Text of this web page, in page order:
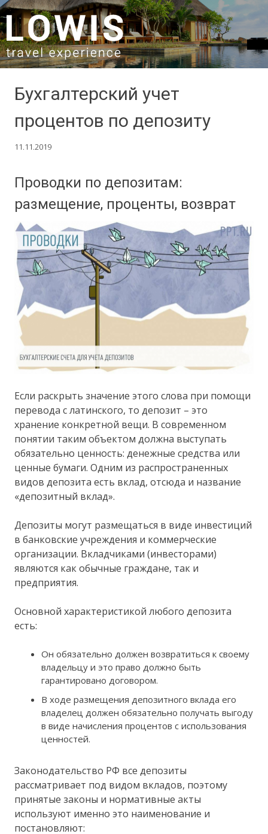
SKIP TO CONTENT
Бухгалтерский учет
процентов по депозиту
11.11.2019
Проводки по депозитам:
размещение, проценты, возврат
Если раскрыть значение этого слова при помощи
перевода с латинского, то депозит – это
хранение конкретной вещи. В современном
понятии таким объектом должна выступать
обязательно ценность: денежные средства или
ценные бумаги. Одним из распространенных
видов депозита есть вклад, отсюда и название
«депозитный вклад».
Депозиты могут размещаться в виде инвестиций
в банковские учреждения и коммерческие
организации. Вкладчиками (инвесторами)
являются как обычные граждане, так и
предприятия.
Основной характеристикой любого депозита
есть:
Он обязательно должен возвратиться к своему
владельцу и это право должно быть
гарантировано договором.
В ходе размещения депозитного вклада его
владелец должен обязательно получать выгоду
в виде начисления процентов с использования
ценностей.
Законодательство РФ все депозиты
рассматривает под видом вкладов, поэтому
принятые законы и нормативные акты
используют именно это наименование и
постановляют: